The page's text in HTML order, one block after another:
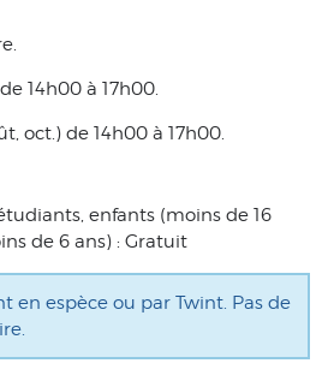
14h00 à 17h00.
oct.) de 14h00 à 17h00.
enfants (moins de 16
de 6 ans) : Gratuit
en espèce ou par Twint. Pas de